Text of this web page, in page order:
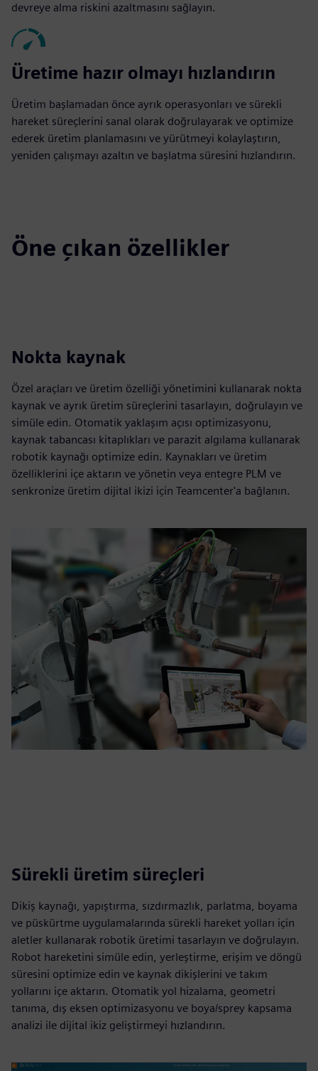
devreye alma riskini azaltmasını sağlayın.
Üretime hazır olmayı hızlandırın
Üretim başlamadan önce ayrık operasyonları ve sürekli
hareket süreçlerini sanal olarak doğrulayarak ve optimize
ederek üretim planlamasını ve yürütmeyi kolaylaştırın,
yeniden çalışmayı azaltın ve başlatma süresini hızlandırın.
Öne çıkan özellikler
Nokta kaynak
Özel araçları ve üretim özelliği yönetimini kullanarak nokta
kaynak ve ayrık üretim süreçlerini tasarlayın, doğrulayın ve
simüle edin. Otomatik yaklaşım açısı optimizasyonu,
kaynak tabancası kitaplıkları ve parazit algılama kullanarak
robotik kaynağı optimize edin. Kaynakları ve üretim
özelliklerini içe aktarın ve yönetin veya entegre PLM ve
senkronize üretim dijital ikizi için Teamcenter'a bağlanın.
Sürekli üretim süreçleri
Dikiş kaynağı, yapıştırma, sızdırmazlık, parlatma, boyama
ve püskürtme uygulamalarında sürekli hareket yolları için
aletler kullanarak robotik üretimi tasarlayın ve doğrulayın.
Robot hareketini simüle edin, yerleştirme, erişim ve döngü
süresini optimize edin ve kaynak dikişlerini ve takım
yollarını içe aktarın. Otomatik yol hizalama, geometri
tanıma, dış eksen optimizasyonu ve boya/sprey kapsama
analizi ile dijital ikiz geliştirmeyi hızlandırın.